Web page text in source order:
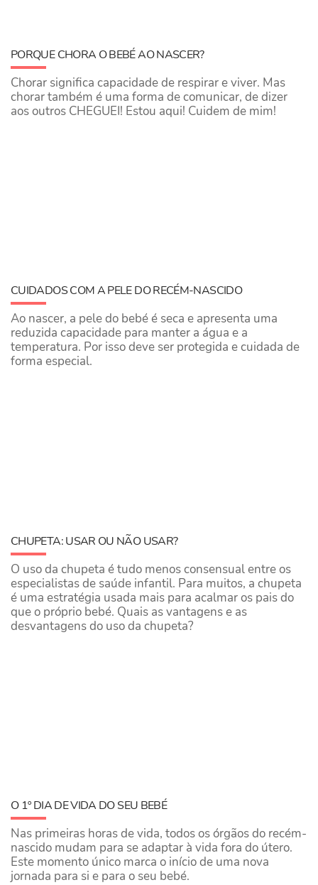
PORQUE CHORA O BEBÉ AO NASCER?
Chorar significa capacidade de respirar e viver. Mas
chorar também é uma forma de comunicar, de dizer
aos outros CHEGUEI! Estou aqui! Cuidem de mim!
CUIDADOS COM A PELE DO RECÉM-NASCIDO
​Ao nascer, a pele do bebé é seca e apresenta uma
reduzida capacidade para manter a água e a
temperatura. Por isso deve ser protegida e cuidada de
forma especial.
CHUPETA: USAR OU NÃO USAR?
O uso da chupeta é tudo menos consensual entre os
especialistas de saúde infantil. Para muitos, a chupeta
é uma estratégia usada mais para acalmar os pais do
que o próprio bebé. Quais as vantagens e as
desvantagens do uso da chupeta?
O 1º DIA DE VIDA DO SEU BEBÉ
Nas primeiras horas de vida, todos os órgãos do recém-
nascido mudam para se adaptar à vida fora do útero.
Este momento único marca o início de uma nova
jornada para si e para o seu bebé.